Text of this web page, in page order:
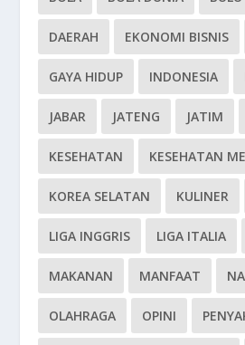
DAERAH EKONOMI BISNIS
GAYA HIDUP INDONESIA
JABAR JATENG JATIM
KESEHATAN KESEHATAN
KOREA SELATAN KULINER
LIGA INGGRIS LIGA ITALIA
MAKANAN MANFAAT
OLAHRAGA OPINI